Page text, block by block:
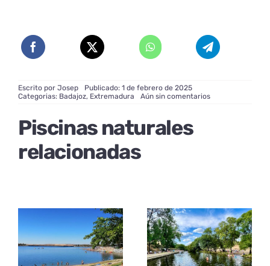
Escrito por Josep
Publicado: 1 de febrero de 2025
Categorias: Badajoz, Extremadura Aún sin comentarioson
Piscinas naturales
relacionadas